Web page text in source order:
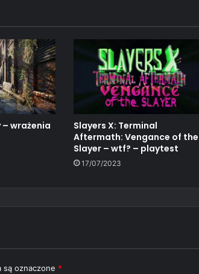
– wrażenia
Slayers X: Terminal
Aftermath: Vengance of the
Slayer – wtf? – playtest
17/07/2023
są oznaczone *